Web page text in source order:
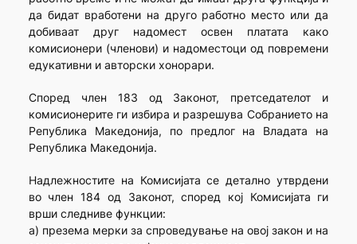
да бидат вработени на друго работно место или да
добиваат друг надомест освен платата како
комисионери (членови) и надоместоци од повремени
едукативни и авторски хонорари.
Според член 183 од Законот, претседателот и
комисионерите ги избира и разрешува Собранието на
Република Македонија, по предлог на Владата на
Република Македонија.
Надлежностите на Комисијата се детално утврдени
во член 184 од Законот, според кој Комисијата ги
врши следниве функции:
а) презема мерки за спроведување на овој закон и на